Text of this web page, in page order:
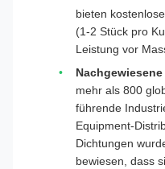
bieten
(1-2 Stück pro
Leistung vor
mehr als 800
führende
Equipment-
Dichtungen
bewiesen, dass